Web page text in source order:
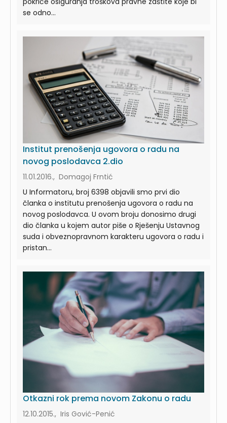
se odno...
Institut prenošenja ugovora o radu na
novog poslodavca 2.dio
11.01.2016., Domagoj Frntić
U Informatoru, broj 6398 objavili smo prvi dio
članka o institutu prenošenja ugovora o radu na
novog poslodavca. U ovom broju donosimo drugi
dio članka u kojem autor piše o Rješenju Ustavnog
suda i obveznopravnom karakteru ugovora o radu i
pristan...
Otkazni rok prema novom Zakonu o radu
12.10.2015., Iris Gović-Penić